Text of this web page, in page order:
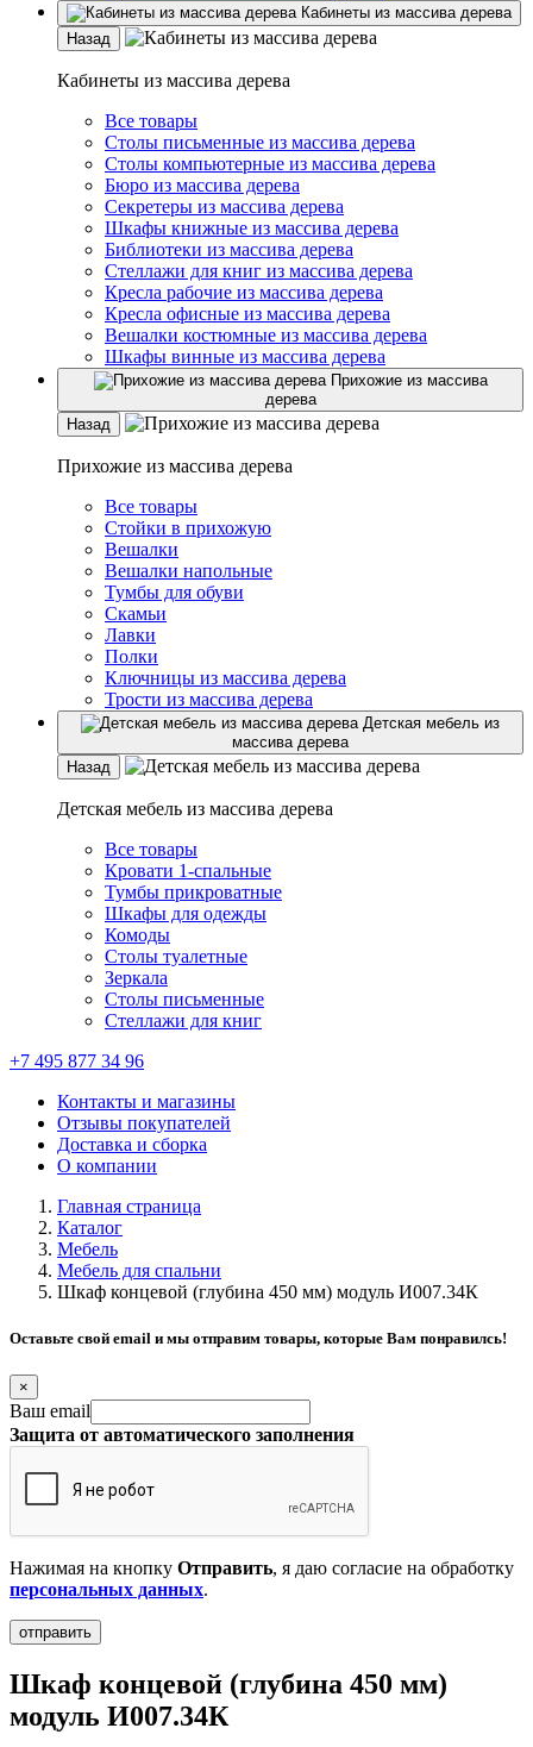
Кабинеты из массива дерева
Назад
Кабинеты из массива дерева
Все товары
Столы письменные из массива дерева
Столы компьютерные из массива дерева
Бюро из массива дерева
Секретеры из массива дерева
Шкафы книжные из массива дерева
Библиотеки из массива дерева
Стеллажи для книг из массива дерева
Кресла рабочие из массива дерева
Кресла офисные из массива дерева
Вешалки костюмные из массива дерева
Шкафы винные из массива дерева
Прихожие из массива
дерева
Назад
Прихожие из массива дерева
Все товары
Стойки в прихожую
Вешалки
Вешалки напольные
Тумбы для обуви
Скамьи
Лавки
Полки
Ключницы из массива дерева
Трости из массива дерева
Детская мебель из
массива дерева
Назад
Детская мебель из массива дерева
Все товары
Кровати 1-спальные
Тумбы прикроватные
Шкафы для одежды
Комоды
Столы туалетные
Зеркала
Столы письменные
Стеллажи для книг
+7 495 877 34 96
Контакты и магазины
Отзывы покупателей
Доставка и сборка
О компании
Главная страница
Каталог
Мебель
Мебель для спальни
Шкаф концевой (глубина 450 мм) модуль И007.34К
Оставьте свой email и мы отправим товары, которые Вам понравилсь!
×
Ваш email
Защита от автоматического заполнения
Нажимая на кнопку Отправить, я даю согласие на обработку
персональных данных.
Шкаф концевой (глубина 450 мм)
модуль И007.34К